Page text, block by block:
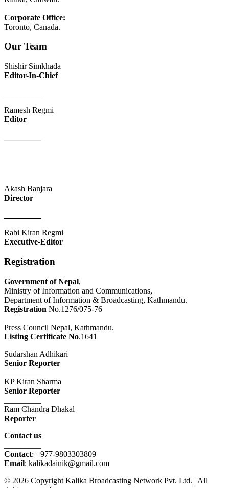
Corporate Office:
Toronto, Canada.
Our Team
Shishir Simkhada
Editor-In-Chief
Ramesh Regmi
Editor
Akash Banjara
Director
Rabi Kiran Regmi
Executive-Editor
Registration
Government of Nepal,
Ministry of Information and Communications,
Department of Information & Broadcasting, Kathmandu.
Registration No.1276/075-76
Press Council Nepal, Kathmandu.
Listing Certificate No.1641
Sudarshan Adhikari
Senior Reporter
KP Kiran Sharma
Senior Reporter
Ram Chandra Dhakal
Reporter
Contact us
Contact: +977-9803303809
Email: kalikadainik@gmail.com
© 2026 Copyright Kalika Broadcasting Network Pvt. Ltd. | All